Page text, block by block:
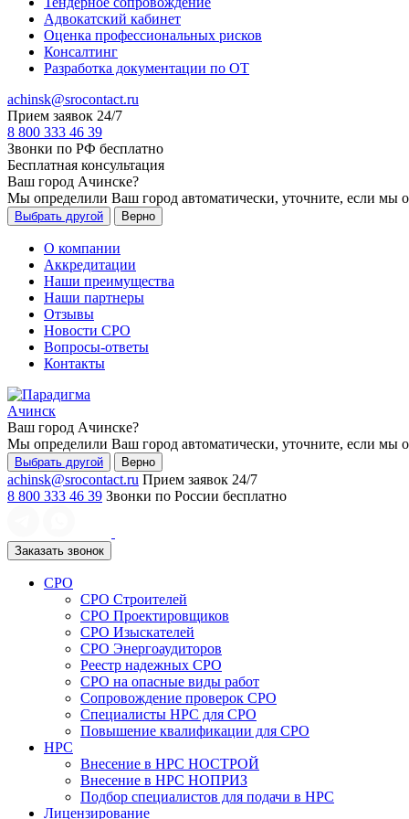
Адвокатский кабинет
Оценка профессиональных рисков
Консалтинг
Разработка документации по ОТ
achinsk@srocontact.ru
Прием заявок 24/7
8 800 333 46 39
Звонки по РФ бесплатно
Бесплатная консультация
Ваш город Ачинске?
Мы определили Ваш город автоматически, уточните, если мы
Выбрать другой Верно
О компании
Аккредитации
Наши преимущества
Наши партнеры
Отзывы
Новости СРО
Вопросы-ответы
Контакты
Ачинск
Ваш город Ачинске?
Мы определили Ваш город автоматически, уточните, если мы
Выбрать другой Верно
achinsk@srocontact.ru Прием заявок 24/7
8 800 333 46 39 Звонки по России бесплатно
Заказать звонок
СРО
СРО Строителей
СРО Проектировщиков
СРО Изыскателей
СРО Энергоаудиторов
Реестр надежных СРО
СРО на опасные виды работ
Сопровождение проверок СРО
Специалисты НРС для СРО
Повышение квалификации для СРО
НРС
Внесение в НРС НОСТРОЙ
Внесение в НРС НОПРИЗ
Подбор специалистов для подачи в НРС
Лицензирование